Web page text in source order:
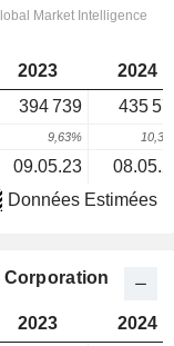
2023
2024
394 739 435
9,63%
09.05.23
Données Estimées
Corporation
2023
2024